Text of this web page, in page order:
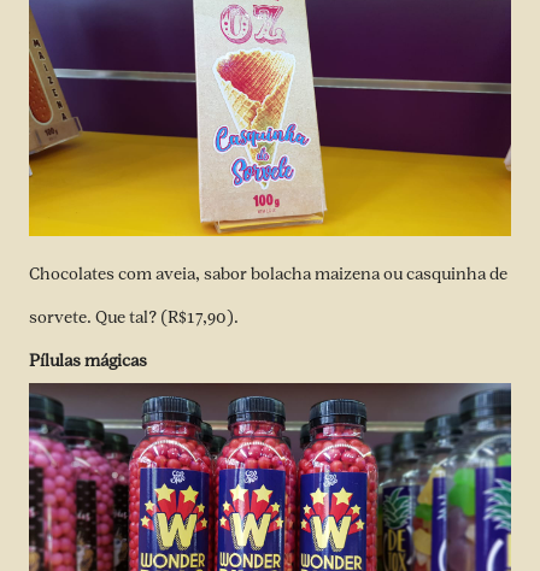
Chocolates com aveia, sabor bolacha maizena ou casquinha de
sorvete. Que tal? (R$17,90).
Pílulas mágicas